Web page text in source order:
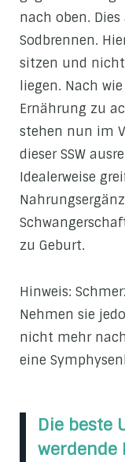
nach oben.
Sodbrennen.
sitzen und
liegen. Nach
Ernährung zu
stehen nun im
dieser SSW
Idealerweise
zu Geburt.
Hinweis:
Nehmen sie
nicht mehr
eine
Die beste
werdende